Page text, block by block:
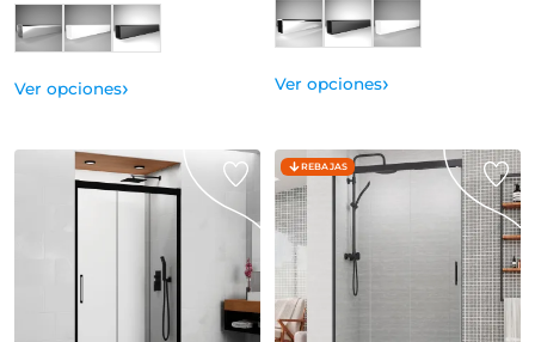
Ver opciones› Ver opciones›
REBAJAS